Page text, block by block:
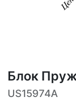
Блок
US15974A